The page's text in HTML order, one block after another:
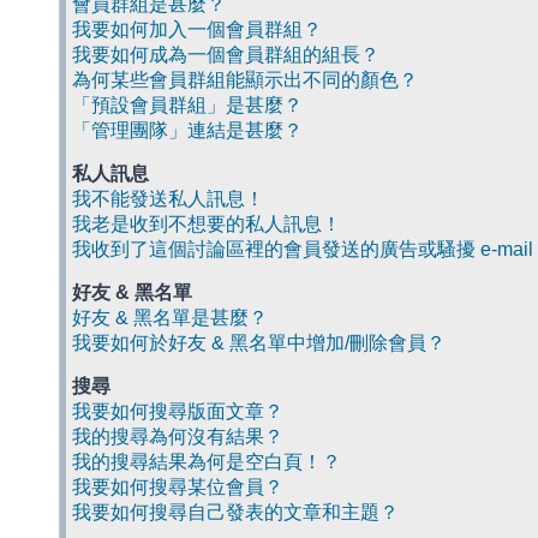
會員群組是甚麼？
我要如何加入一個會員群組？
我要如何成為一個會員群組的組長？
為何某些會員群組能顯示出不同的顏色？
「預設會員群組」是甚麼？
「管理團隊」連結是甚麼？
私人訊息
我不能發送私人訊息！
我老是收到不想要的私人訊息！
我收到了這個討論區裡的會員發送的廣告或騷擾 e-mail
好友 & 黑名單
好友 & 黑名單是甚麼？
我要如何於好友 & 黑名單中增加/刪除會員？
搜尋
我要如何搜尋版面文章？
我的搜尋為何沒有結果？
我的搜尋結果為何是空白頁！？
我要如何搜尋某位會員？
我要如何搜尋自己發表的文章和主題？